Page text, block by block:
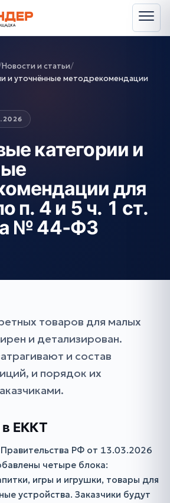
Новости и статьи/
и уточнённые методрекомендации
категории и
для
п. 4 и 5 ч. 1 ст.
№ 44‑ФЗ
товаров для малых
и детализирован.
и состав
и порядок их
ЕККТ
РФ от 13.03.2026
четыре блока:
игры и игрушки, товары для
устройства. Заказчики будут